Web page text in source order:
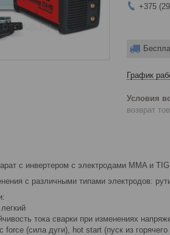
+375
График
возврат
с инвертером с электродами MMA и
с различными типами электродов:
тока сварки при изменениях
force (сила дуги), hot start (пуск из